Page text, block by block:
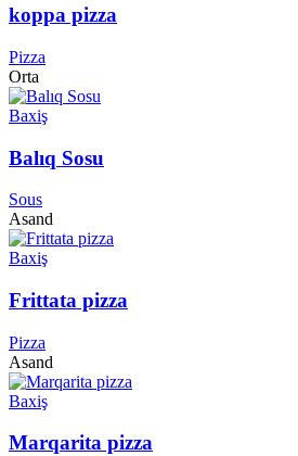
koppa pizza
Pizza
Orta
Baxiş
Balıq Sosu
Sous
Asand
Baxiş
Frittata pizza
Pizza
Asand
Baxiş
Marqarita pizza